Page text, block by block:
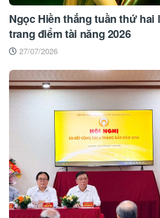
Ngọc Hiền thắng tuần thứ hai
trang điểm tài năng 2026
27/07/2026